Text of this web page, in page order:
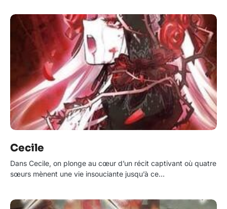
Cecile
Dans Cecile, on plonge au cœur d’un récit captivant où quatre
sœurs mènent une vie insouciante jusqu’à ce…